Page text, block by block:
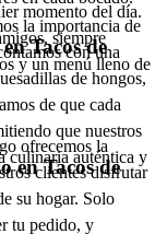
momento del día.
siempre
y un menú lleno de
la importancia de
con una
de hongos,
de que cada
que nuestros
culinaria auténtica y
Tacos de
ofrecemos la
clientes disfrutar
su hogar. Solo
tu pedido, y
en Tacos de